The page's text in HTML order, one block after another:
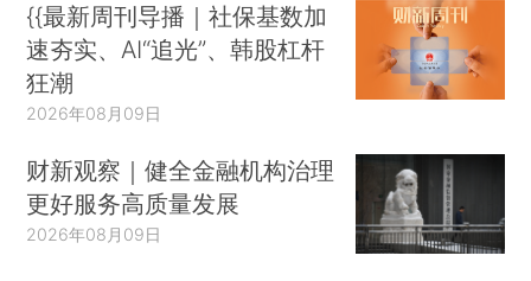
{{最新周刊导播｜社保基数加
速夯实、AI“追光”、韩股杠杆
狂潮
2026年08月09日
财新观察｜健全金融机构治理
更好服务高质量发展
2026年08月09日